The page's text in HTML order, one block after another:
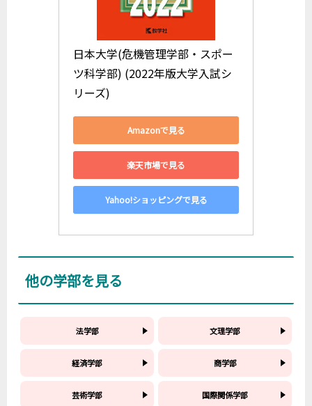
日本大学(危機管理学部・スポー
ツ科学部) (2022年版大学入試シ
リーズ)
Amazonで見る
楽天市場で見る
Yahoo!ショッピングで見る
他の学部を見る
法学部 文理学部
経済学部 商学部
芸術学部 国際関係学部